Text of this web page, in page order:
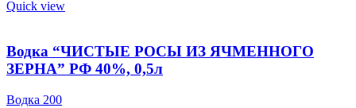
Quick view
Водка “ЧИСТЫЕ РОСЫ ИЗ ЯЧМЕННОГО
ЗЕРНА” РФ 40%, 0,5л
Водка 200